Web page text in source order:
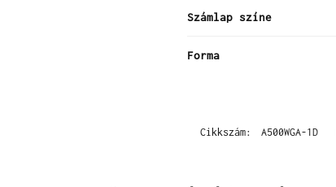
Számlap színe
Forma
Cikkszám: A500WGA-1D